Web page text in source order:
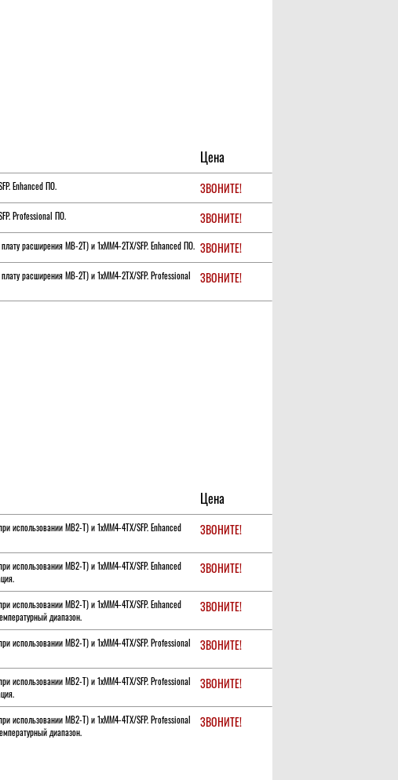
Цена
Enhanced ПО. ЗВОНИТЕ!
Professional ПО. ЗВОНИТЕ!
расширения MB-2T) и 1xMM4-2TX/SFP. Enhanced ПО. ЗВОНИТЕ!
расширения MB-2T) и 1xMM4-2TX/SFP. Professional
ЗВОНИТЕ!
Цена
использовании MB2-T) и 1xMM4-4TX/SFP. Enhanced
ЗВОНИТЕ!
использовании MB2-T) и 1xMM4-4TX/SFP. Enhanced
ЗВОНИТЕ!
использовании MB2-T) и 1xMM4-4TX/SFP. Enhanced
диапазон.
ЗВОНИТЕ!
использовании MB2-T) и 1xMM4-4TX/SFP. Professional
ЗВОНИТЕ!
использовании MB2-T) и 1xMM4-4TX/SFP. Professional
ЗВОНИТЕ!
использовании MB2-T) и 1xMM4-4TX/SFP. Professional
диапазон.
ЗВОНИТЕ!